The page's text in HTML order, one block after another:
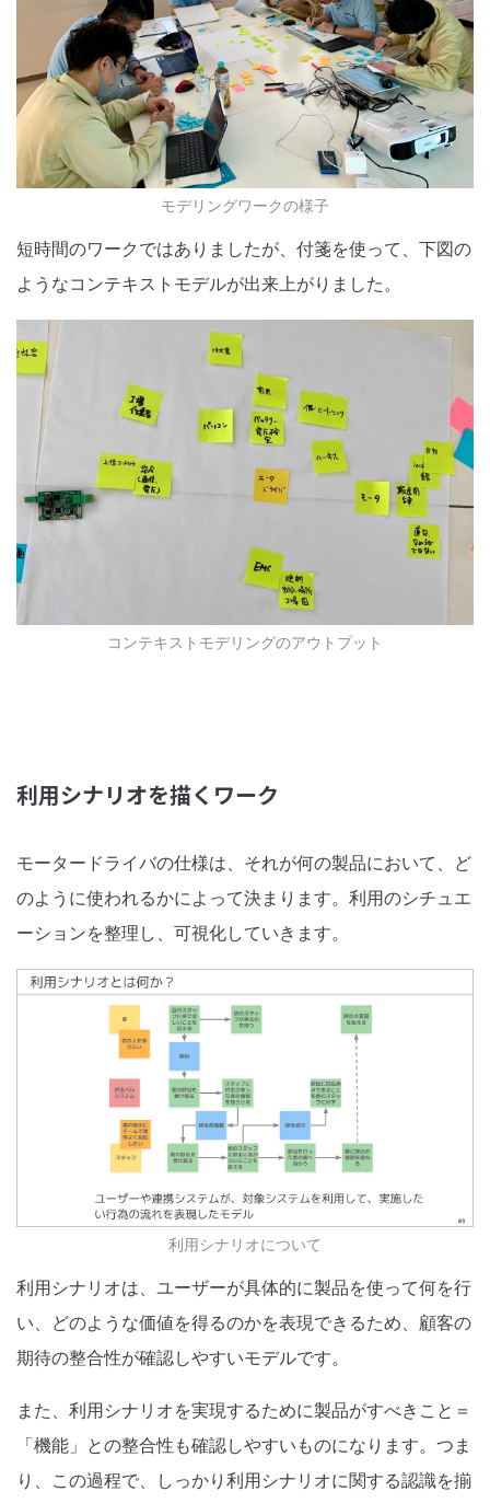
モデリングワークの様子
短時間のワークではありましたが、付箋を使って、下図の
ようなコンテキストモデルが出来上がりました。
コンテキストモデリングのアウトプット
利用シナリオを描くワーク
モータードライバの仕様は、それが何の製品において、ど
のように使われるかによって決まります。利用のシチュエ
ーションを整理し、可視化していきます。
利用シナリオについて
利用シナリオは、ユーザーが具体的に製品を使って何を行
い、どのような価値を得るのかを表現できるため、顧客の
期待の整合性が確認しやすいモデルです。
また、利用シナリオを実現するために製品がすべきこと＝
「機能」との整合性も確認しやすいものになります。つま
り、この過程で、しっかり利用シナリオに関する認識を揃